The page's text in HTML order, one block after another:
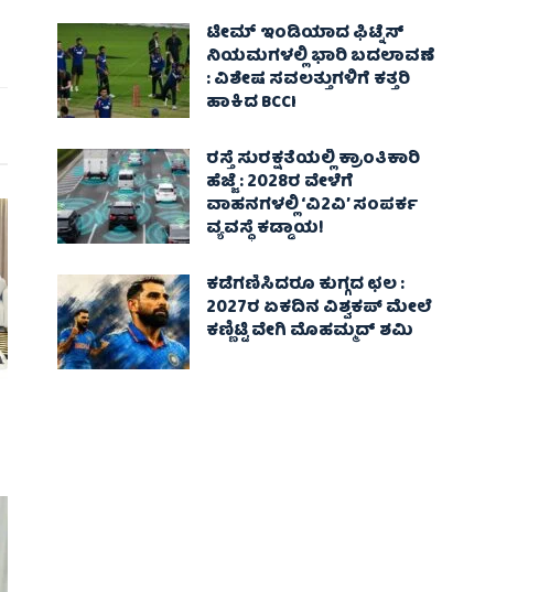
ಟೀಮ್ ಇಂಡಿಯಾದ ಫಿಟ್ನೆಸ್
ನಿಯಮಗಳಲ್ಲಿ ಭಾರಿ ಬದಲಾವಣೆ
: ವಿಶೇಷ ಸವಲತ್ತುಗಳಿಗೆ ಕತ್ತರಿ
ಹಾಕಿದ BCCI
ರಸ್ತೆ ಸುರಕ್ಷತೆಯಲ್ಲಿ ಕ್ರಾಂತಿಕಾರಿ
ಹೆಜ್ಜೆ : 2028ರ ವೇಳೆಗೆ
ವಾಹನಗಳಲ್ಲಿ ‘ವಿ2ವಿ’ ಸಂಪರ್ಕ
ವ್ಯವಸ್ಥೆ ಕಡ್ಡಾಯ!
ಕಡೆಗಣಿಸಿದರೂ ಕುಗ್ಗದ ಛಲ :
2027ರ ಏಕದಿನ ವಿಶ್ವಕಪ್‌ ಮೇಲೆ
ಕಣ್ಣಿಟ್ಟಿ ವೇಗಿ ಮೊಹಮ್ಮದ್ ಶಮಿ